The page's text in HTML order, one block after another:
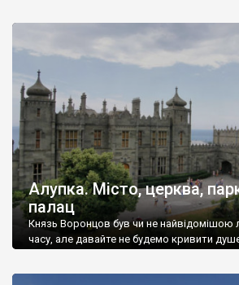
Алупка. Місто, церква,
палац
Князь Воронцов був чи не
часу, але давайте не будемо кривити